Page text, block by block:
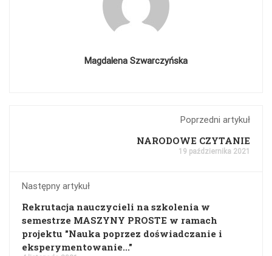
Magdalena Szwarczyńska
Poprzedni artykuł
NARODOWE CZYTANIE
19 października 2021
Następny artykuł
Rekrutacja nauczycieli na szkolenia w
semestrze MASZYNY PROSTE w ramach
projektu "Nauka poprzez doświadczanie i
eksperymentowanie..."